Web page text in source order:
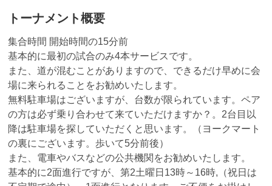
トーナメント概要
集合時間 開始時間の15分前
基本的に最初の試合のみ4本サービスです。
また、道が混むことがありますので、できるだけ早めに会
場に来られることをお勧めいたします。
無料駐車場はございますが、台数が限られています。ペア
の方は必ず乗り合わせて来ていただけますか？。2台目以
降は駐車場を探していただくと思います。（ヨークマート
の裏にございます。歩いて5分前後）
また、電車やバスなどの公共機関をお勧めいたします。
基本的に2面進行ですが、第2土曜日13時～16時,（祝日は